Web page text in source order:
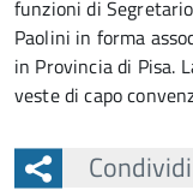
funzioni di
Paolini in forma
in Provincia di Pisa.
veste di capo
Condividi